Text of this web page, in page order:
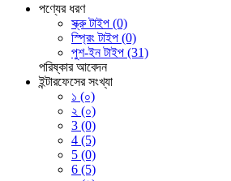
পণ্যের ধরণ
স্ক্রু টাইপ (0)
স্প্রিং টাইপ (0)
পুশ-ইন টাইপ (31)
পরিষ্কার আবেদন
ইন্টারফেসের সংখ্যা
১ (০)
২ (০)
3 (0)
4 (5)
5 (0)
6 (5)